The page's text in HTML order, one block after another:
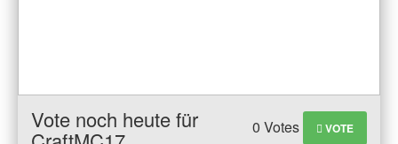
0 Votes VOTE
Vote noch heute für